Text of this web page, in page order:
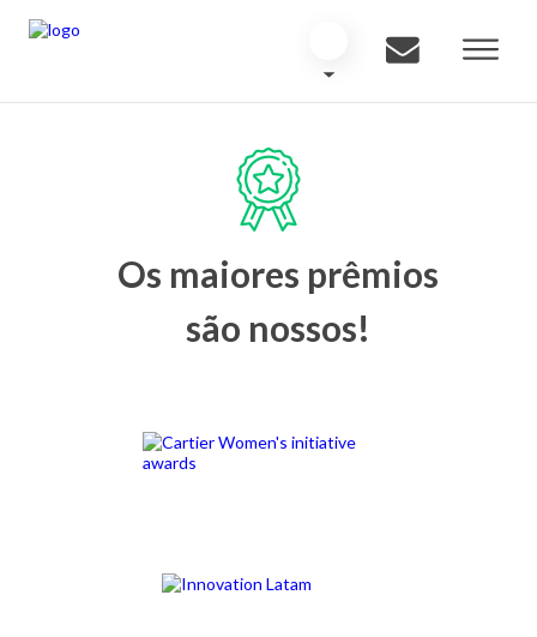
Os maiores prêmios
são nossos!